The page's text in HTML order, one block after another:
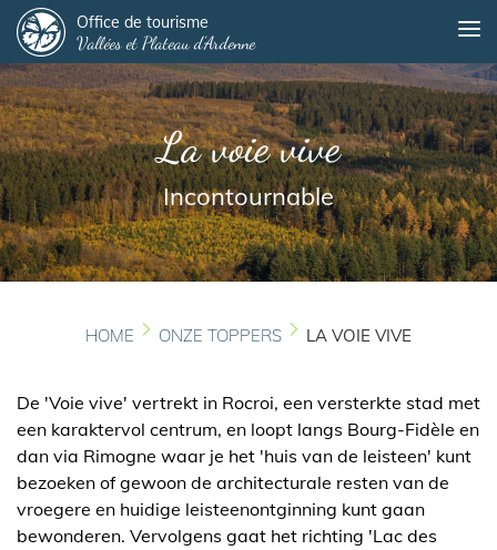
en
naar
de
inhoud
gaan
Office de tourisme
Vallées et Plateau d'Ardenne
La voie vive
Incontournable
HOME ONZE TOPPERS LA VOIE VIVE
De 'Voie vive' vertrekt in Rocroi, een versterkte stad met
een karaktervol centrum, en loopt langs Bourg-Fidèle en
dan via Rimogne waar je het 'huis van de leisteen' kunt
bezoeken of gewoon de architecturale resten van de
vroegere en huidige leisteenontginning kunt gaan
bewonderen. Vervolgens gaat het richting 'Lac des
Panneau de gestion des cookies